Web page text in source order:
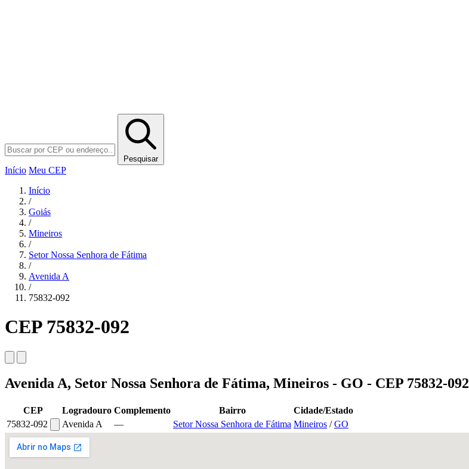
Pesquisar
Início Meu CEP
Início
/
Goiás
/
Mineiros
/
Setor Nossa Senhora de Fátima
/
Avenida A
/
75832-092
CEP 75832-092
Avenida A, Setor Nossa Senhora de Fátima, Mineiros - GO - CEP 75832-092
CEP Logradouro Complemento Bairro
Cidade/Estado
75832-092
Avenida A — Setor Nossa Senhora de Fátima Mineiros /GO